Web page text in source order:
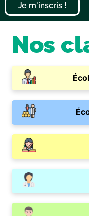
Je m'inscris !
Nos